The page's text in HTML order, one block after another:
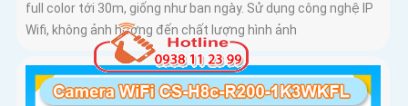
full color tới 30m, giống như ban ngày. Sử dụng công nghệ IP
Wifi, không ảnh hưởng đến chất lượng hình ảnh